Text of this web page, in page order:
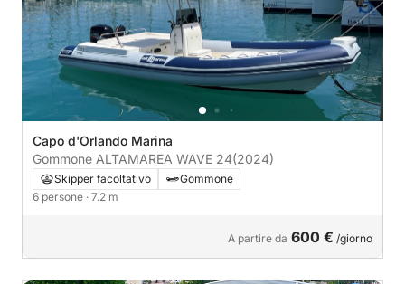
Capo d'Orlando Marina
Gommone ALTAMAREA WAVE 24(2024)
Skipper facoltativo
Gommone
6 persone · 7.2 m
A partire da 600 € /giorno